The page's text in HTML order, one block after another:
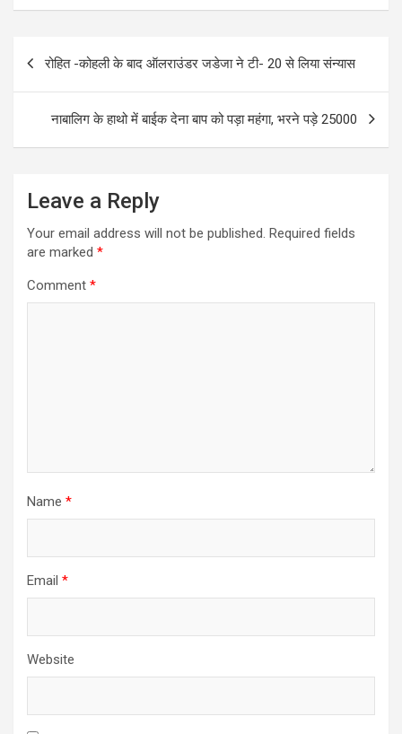
Post
रोहित -कोहली के बाद ऑलराउंडर जडेजा ने टी- 20 से लिया संन्यास
नाबालिग के हाथो में बाईक देना बाप को पड़ा महंगा, भरने पड़े 25000
Leave a Reply
Your email address will not be published. Required fields
are marked *
Comment *
Name *
Email *
Website